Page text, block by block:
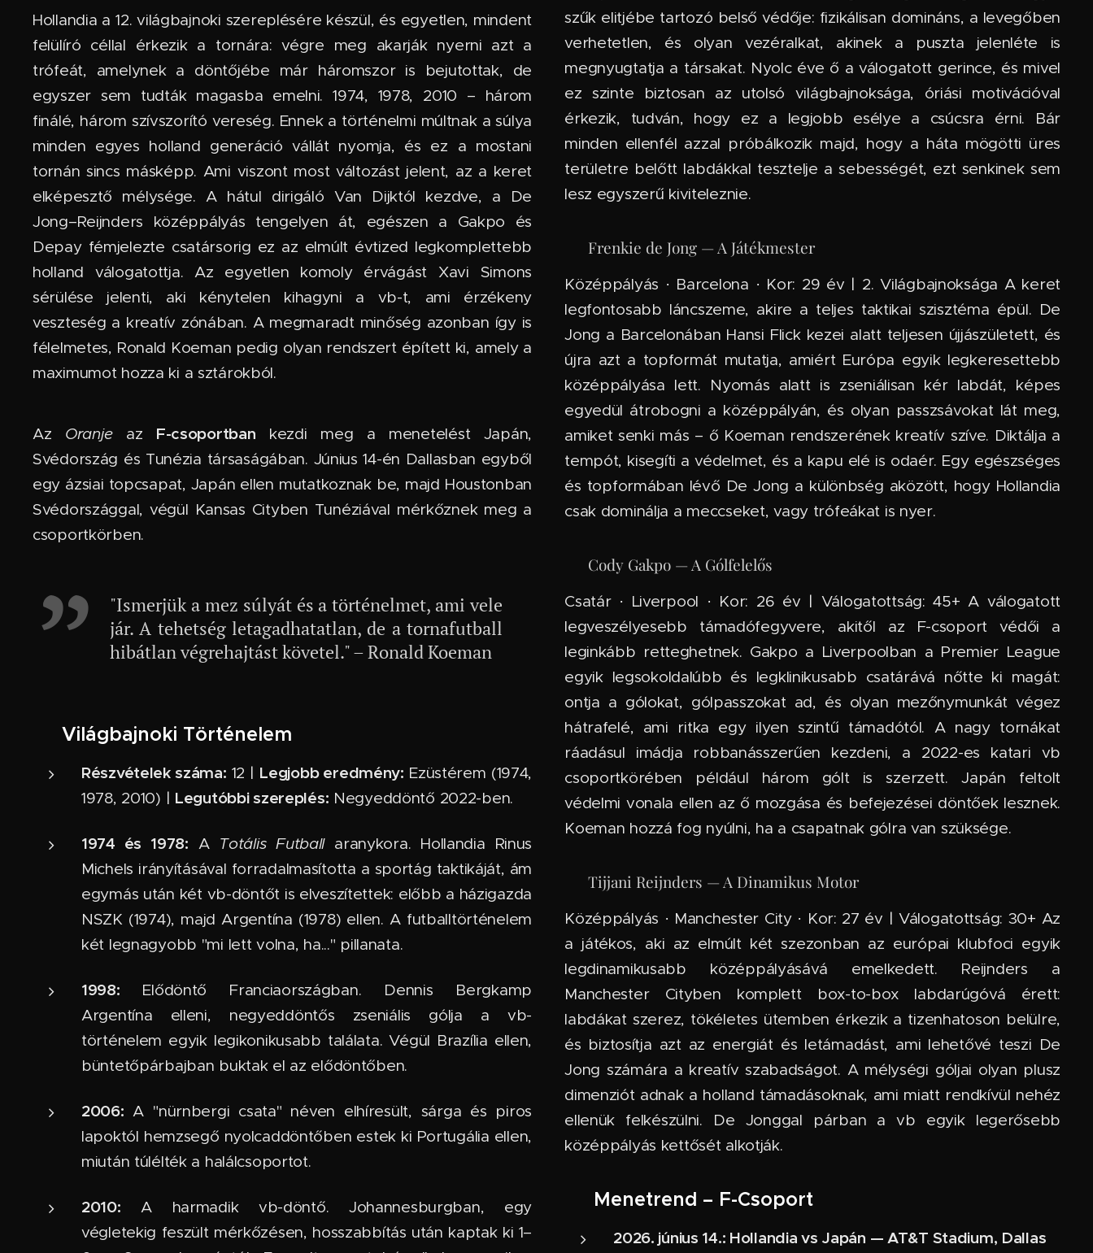
Hollandia a 12. világbajnoki szereplésére készül, és egyetlen, mindent
felülíró céllal érkezik a tornára: végre meg akarják nyerni azt a
trófeát, amelynek a döntőjébe már háromszor is bejutottak, de
egyszer sem tudták magasba emelni. 1974, 1978, 2010 – három
finálé, három szívszorító vereség. Ennek a történelmi múltnak a súlya
minden egyes holland generáció vállát nyomja, és ez a mostani
tornán sincs másképp. Ami viszont most változást jelent, az a keret
elképesztő mélysége. A hátul dirigáló Van Dijktól kezdve, a De
Jong–Reijnders középpályás tengelyen át, egészen a Gakpo és
Depay fémjelezte csatársorig ez az elmúlt évtized legkomplettebb
holland válogatottja. Az egyetlen komoly érvágást Xavi Simons
sérülése jelenti, aki kénytelen kihagyni a vb-t, ami érzékeny
veszteség a kreatív zónában. A megmaradt minőség azonban így is
félelmetes, Ronald Koeman pedig olyan rendszert épített ki, amely a
maximumot hozza ki a sztárokból.
Az Oranjeaz F-csoportban kezdi meg a menetelést Japán,
Svédország és Tunézia társaságában. Június 14-én Dallasban egyből
egy ázsiai topcsapat, Japán ellen mutatkoznak be, majd Houstonban
Svédországgal, végül Kansas Cityben Tunéziával mérkőznek meg a
csoportkörben.
"Ismerjük a mez súlyát és a történelmet, ami vele
jár. A tehetség letagadhatatlan, de a tornafutball
hibátlan végrehajtást követel." – Ronald Koeman
📜 Világbajnoki Történelem
Részvételek száma: 12 | Legjobb eredmény: Ezüstérem (1974,
1978, 2010) | Legutóbbi szereplés: Negyeddöntő 2022-ben.
1974 és 1978: A Totális Futballaranykora. Hollandia Rinus
Michels irányításával forradalmasította a sportág taktikáját, ám
egymás után két vb-döntőt is elveszítettek: előbb a házigazda
NSZK (1974), majd Argentína (1978) ellen. A futballtörténelem
két legnagyobb "mi lett volna, ha..." pillanata.
1998: Elődöntő Franciaországban. Dennis Bergkamp
Argentína elleni, negyeddöntős zseniális gólja a vb-
történelem egyik legikonikusabb találata. Végül Brazília ellen,
büntetőpárbajban buktak el az elődöntőben.
2006: A "nürnbergi csata" néven elhíresült, sárga és piros
lapoktól hemzsegő nyolcaddöntőben estek ki Portugália ellen,
miután túlélték a halálcsoportot.
2010: A harmadik vb-döntő. Johannesburgban, egy
végletekig feszült mérkőzésen, hosszabbítás után kaptak ki 1–
szűk elitjébe tartozó belső védője: fizikálisan domináns, a levegőben
verhetetlen, és olyan vezéralkat, akinek a puszta jelenléte is
megnyugtatja a társakat. Nyolc éve ő a válogatott gerince, és mivel
ez szinte biztosan az utolsó világbajnoksága, óriási motivációval
érkezik, tudván, hogy ez a legjobb esélye a csúcsra érni. Bár
minden ellenfél azzal próbálkozik majd, hogy a háta mögötti üres
területre belőtt labdákkal tesztelje a sebességét, ezt senkinek sem
lesz egyszerű kiviteleznie.
🇳🇱 Frenkie de Jong — A Játékmester
Középpályás · Barcelona · Kor: 29 év | 2. Világbajnoksága A keret
legfontosabb láncszeme, akire a teljes taktikai szisztéma épül. De
Jong a Barcelonában Hansi Flick kezei alatt teljesen újjászületett, és
újra azt a topformát mutatja, amiért Európa egyik legkeresettebb
középpályása lett. Nyomás alatt is zseniálisan kér labdát, képes
egyedül átrobogni a középpályán, és olyan passzsávokat lát meg,
amiket senki más – ő Koeman rendszerének kreatív szíve. Diktálja a
tempót, kisegíti a védelmet, és a kapu elé is odaér. Egy egészséges
és topformában lévő De Jong a különbség aközött, hogy Hollandia
csak dominálja a meccseket, vagy trófeákat is nyer.
🇳🇱 Cody Gakpo — A Gólfelelős
Csatár · Liverpool · Kor: 26 év | Válogatottság: 45+ A válogatott
legveszélyesebb támadófegyvere, akitől az F-csoport védői a
leginkább retteghetnek. Gakpo a Liverpoolban a Premier League
egyik legsokoldalúbb és legklinikusabb csatárává nőtte ki magát:
ontja a gólokat, gólpasszokat ad, és olyan mezőnymunkát végez
hátrafelé, ami ritka egy ilyen szintű támadótól. A nagy tornákat
ráadásul imádja robbanásszerűen kezdeni, a 2022-es katari vb
csoportkörében például három gólt is szerzett. Japán feltolt
védelmi vonala ellen az ő mozgása és befejezései döntőek lesznek.
Koeman hozzá fog nyúlni, ha a csapatnak gólra van szüksége.
🇳🇱 Tijjani Reijnders — A Dinamikus Motor
Középpályás · Manchester City · Kor: 27 év | Válogatottság: 30+ Az
a játékos, aki az elmúlt két szezonban az európai klubfoci egyik
legdinamikusabb középpályásává emelkedett. Reijnders a
Manchester Cityben komplett box-to-box labdarúgóvá érett:
labdákat szerez, tökéletes ütemben érkezik a tizenhatoson belülre,
és biztosítja azt az energiát és letámadást, ami lehetővé teszi De
Jong számára a kreatív szabadságot. A mélységi góljai olyan plusz
dimenziót adnak a holland támadásoknak, ami miatt rendkívül nehéz
ellenük felkészülni. De Jonggal párban a vb egyik legerősebb
középpályás kettősét alkotják.
📅 Menetrend – F-Csoport
2026. június 14.: Hollandia vs Japán — AT&T Stadium, Dallas